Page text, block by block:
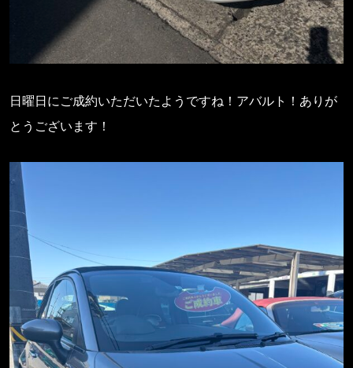
日曜日にご成約いただいたようですね！アバルト！ありが
とうございます！